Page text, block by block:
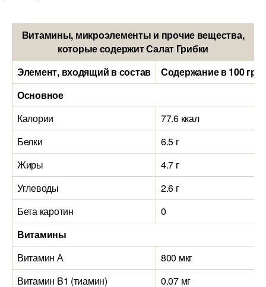
Витамины, микроэлементы и прочие вещества,
которые содержит Салат Грибки
Элемент, входящий в состав
Содержание в 100
Основное
Калории
77.6 ккал
Белки
6.5 г
Жиры
4.7 г
Углеводы
2.6 г
Бета каротин
0
Витамины
Витамин А
800 мкг
Витамин B1 (тиамин)
0.07 мг